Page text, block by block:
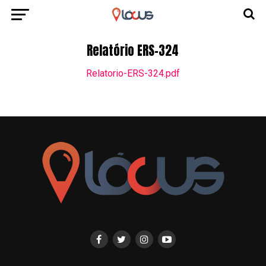
Relatório ERS-324
Relatorio-ERS-324.pdf